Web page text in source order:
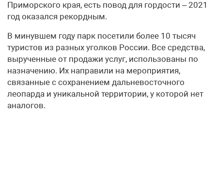
Приморского края, есть повод для гордости – 2021
год оказался рекордным.
В минувшем году парк посетили более 10 тысяч
туристов из разных уголков России. Все средства,
вырученные от продажи услуг, использованы по
назначению. Их направили на мероприятия,
связанные с сохранением дальневосточного
леопарда и уникальной территории, у которой нет
аналогов.